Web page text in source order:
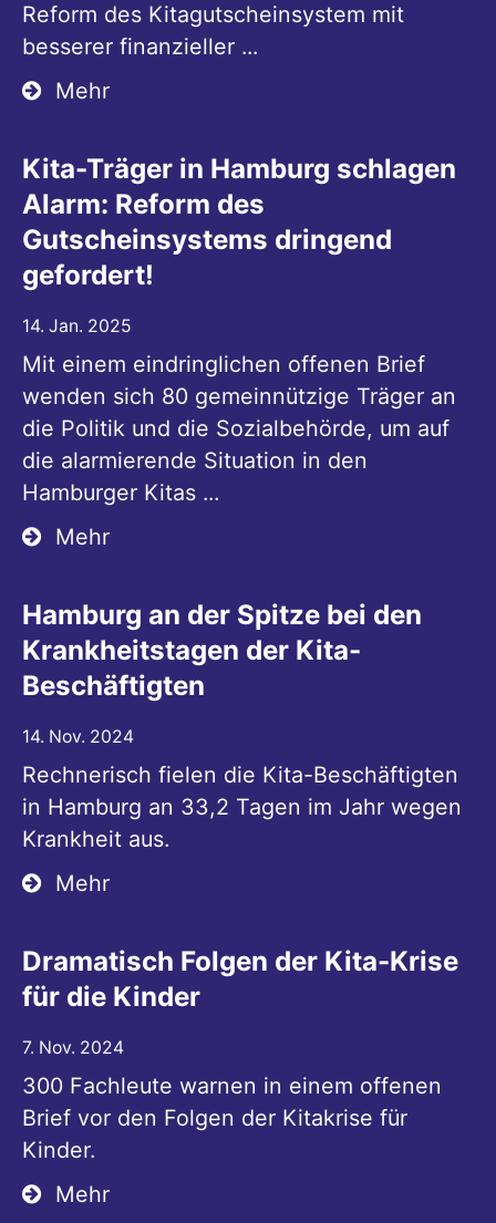
Reform des Kitagutscheinsystem mit
besserer finanzieller ...
Mehr
Kita-Träger in Hamburg schlagen
Alarm: Reform des
Gutscheinsystems dringend
gefordert!
14. Jan. 2025
Mit einem eindringlichen offenen Brief
wenden sich 80 gemeinnützige Träger an
die Politik und die Sozialbehörde, um auf
die alarmierende Situation in den
Hamburger Kitas ...
Mehr
Hamburg an der Spitze bei den
Krankheitstagen der Kita-
Beschäftigten
14. Nov. 2024
Rechnerisch fielen die Kita-Beschäftigten
in Hamburg an 33,2 Tagen im Jahr wegen
Krankheit aus.
Mehr
Dramatisch Folgen der Kita-Krise
für die Kinder
7. Nov. 2024
300 Fachleute warnen in einem offenen
Brief vor den Folgen der Kitakrise für
Kinder.
Mehr